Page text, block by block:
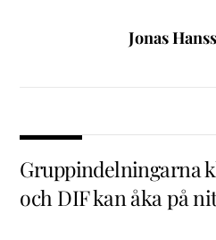
Jonas
Gruppindelningarna
och DIF kan åka på